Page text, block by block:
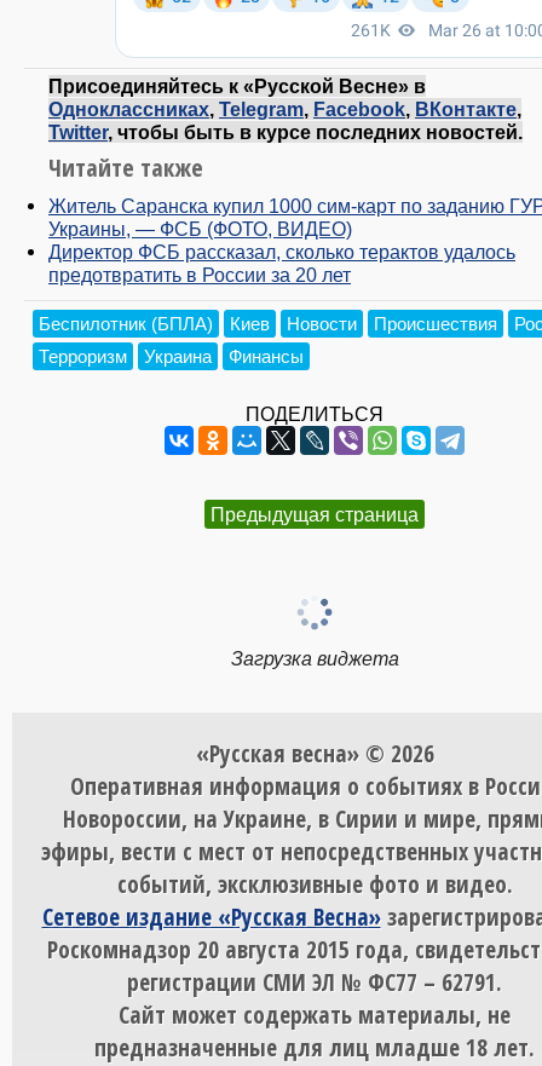
Присоединяйтесь к «Русской Весне» в
Одноклассниках, Telegram, Facebook, ВКонтакте,
Twitter, чтобы быть в курсе последних новостей.
Читайте также
Житель Саранска купил 1000 сим-карт по заданию
Украины, — ФСБ (ФОТО, ВИДЕО)
Директор ФСБ рассказал, сколько терактов удалось
предотвратить в России за 20 лет
Беспилотник (БПЛА) Киев Новости Происшествия
Терроризм
Украина Финансы
ПОДЕЛИТЬСЯ
Предыдущая страница
Загрузка виджета
«Русская весна» © 2026
Оперативная информация о событиях в
Новороссии, на Украине, в Сирии и мире,
эфиры, вести с мест от непосредственных
событий, эксклюзивные фото и видео.
Сетевое издание «Русская Весна»
Роскомнадзор 20 августа 2015 года,
регистрации СМИ ЭЛ № ФС77 – 62791.
Сайт может содержать материалы, не
предназначенные для лиц младше 18 лет.